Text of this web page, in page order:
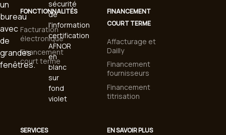
FONCTIONNALITÉS
Facturation
électronique
Financement
court terme
SERVICES
FINANCEMENT
COURT TERME
Affacturage et
Dailly
Financement
fournisseurs
Financement
titrisation
EN SAVOIR PLUS